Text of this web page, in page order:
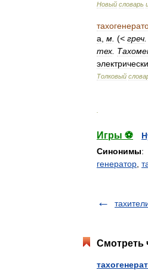
Новый словарь
а м (< греч
тех
Толковый
Игры ⚽
Синонимы:
генератор
Смотреть